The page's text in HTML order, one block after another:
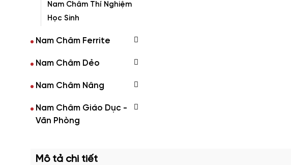
Nam Châm Thí Nghiệm
Học Sinh
Nam Châm Ferrite
Nam Châm Dẻo
Nam Châm Nâng
Nam Châm Giáo Dục -
Văn Phòng
Mô tả chi tiết